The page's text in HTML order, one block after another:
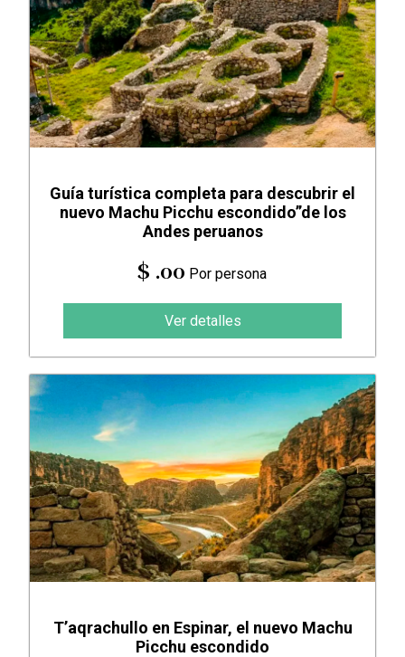
Guía turística completa para descubrir el
nuevo Machu Picchu escondido”de los
Andes peruanos
$ .00 Por persona
Ver detalles
T’aqrachullo en Espinar, el nuevo Machu
Picchu escondido